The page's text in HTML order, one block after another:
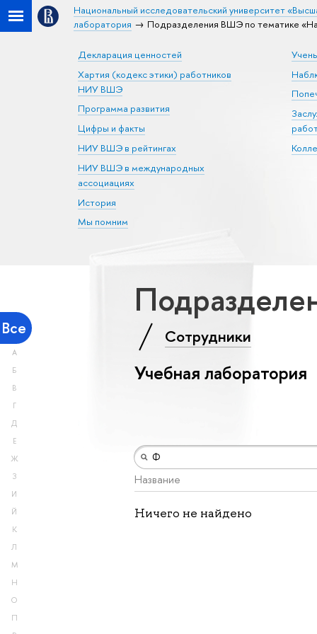
Национальный исследовательский университет
лаборатория
Подразделения ВШЭ по тематике
Декларация ценностей
Хартия (кодекс этики) работников
НИУ ВШЭ
Программа развития
Цифры и факты
НИУ ВШЭ в рейтингах
НИУ ВШЭ в международных
ассоциациях
История
Мы помним
Все
А
Б
В
Г
Д
Е
Ж
З
И
Й
К
Л
М
Н
О
П
Сотрудники
Учебная лаборатория
Название
Ничего не найдено